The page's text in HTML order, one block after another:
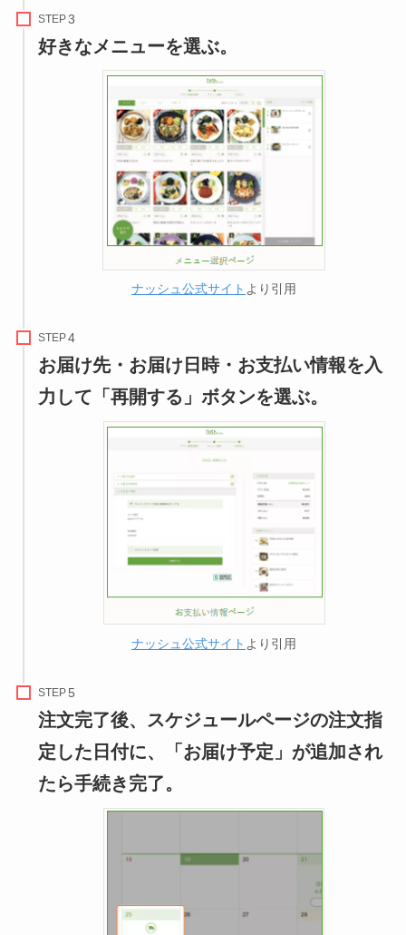
STEP
好きなメニューを選ぶ。
ナッシュ公式サイト より引用
STEP
お届け先・お届け日時・お支払い情報を入
力して「再開する」ボタンを選ぶ。
ナッシュ公式サイト より引用
STEP
注文完了後、スケジュールページの注文指
定した日付に、「お届け予定」が追加され
たら手続き完了。